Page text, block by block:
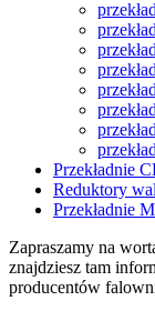
Przekładnie
Reduktory
Przekładnie
Zapraszamy na
znajdziesz tam
producentów